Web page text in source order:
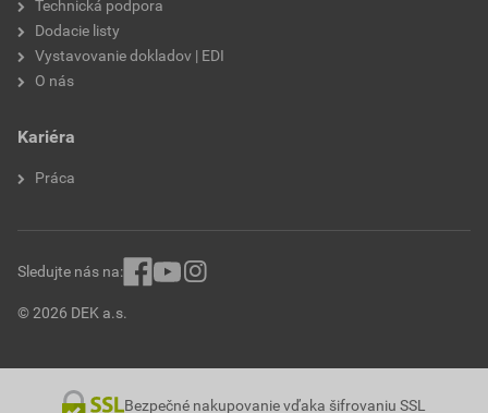
Technická podpora
Dodacie listy
Vystavovanie dokladov | EDI
O nás
Kariéra
Práca
© 2026 DEK a.s.
Sledujte nás na:
Bezpečné nakupovanie vďaka šifrovaniu SSL